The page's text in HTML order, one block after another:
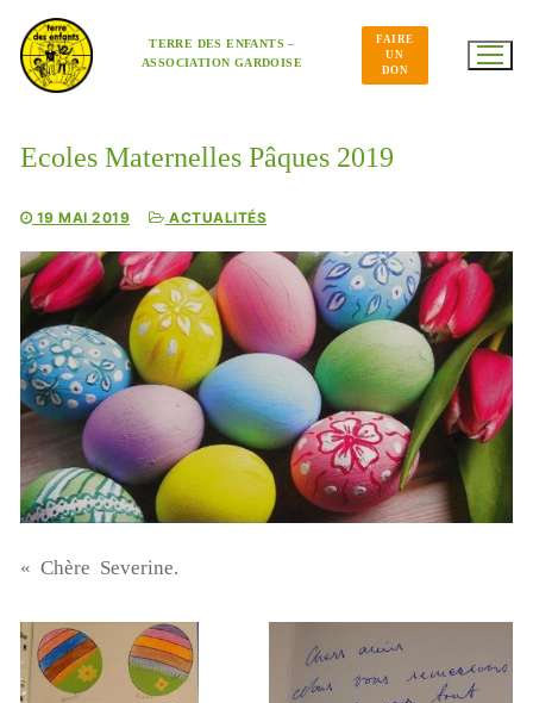
contenu
TERRE DES ENFANTS –
ASSOCIATION GARDOISE
FAIRE
UN
DON
Ecoles Maternelles Pâques 2019
19 MAI 2019 ACTUALITÉS
« Chère Severine.